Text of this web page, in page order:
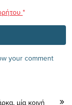
*
your comment
μία κοινή